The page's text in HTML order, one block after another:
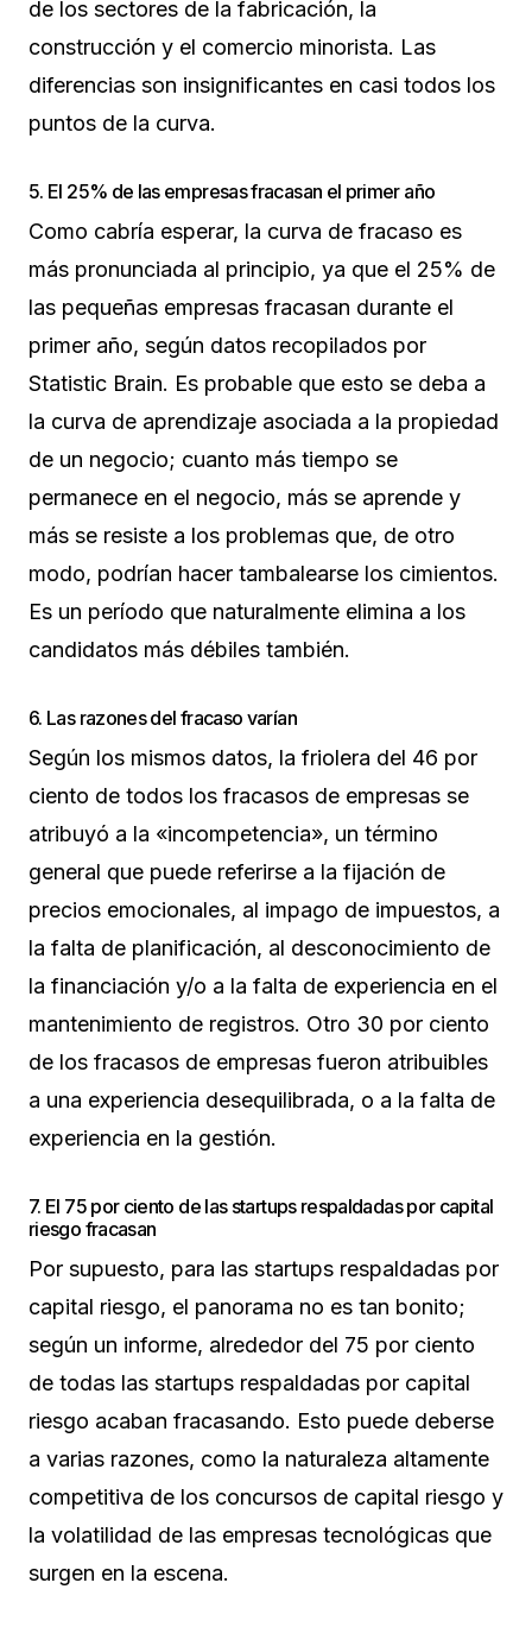
de los sectores de la fabricación, la
construcción y el comercio minorista. Las
diferencias son insignificantes en casi todos los
puntos de la curva.
5. El 25% de las empresas fracasan el primer año
Como cabría esperar, la curva de fracaso es
más pronunciada al principio, ya que el 25% de
las pequeñas empresas fracasan durante el
primer año, según datos recopilados por
Statistic Brain. Es probable que esto se deba a
la curva de aprendizaje asociada a la propiedad
de un negocio; cuanto más tiempo se
permanece en el negocio, más se aprende y
más se resiste a los problemas que, de otro
modo, podrían hacer tambalearse los cimientos.
Es un período que naturalmente elimina a los
candidatos más débiles también.
6. Las razones del fracaso varían
Según los mismos datos, la friolera del 46 por
ciento de todos los fracasos de empresas se
atribuyó a la «incompetencia», un término
general que puede referirse a la fijación de
precios emocionales, al impago de impuestos, a
la falta de planificación, al desconocimiento de
la financiación y/o a la falta de experiencia en el
mantenimiento de registros. Otro 30 por ciento
de los fracasos de empresas fueron atribuibles
a una experiencia desequilibrada, o a la falta de
experiencia en la gestión.
7. El 75 por ciento de las startups respaldadas por capital
riesgo fracasan
Por supuesto, para las startups respaldadas por
capital riesgo, el panorama no es tan bonito;
según un informe, alrededor del 75 por ciento
de todas las startups respaldadas por capital
riesgo acaban fracasando. Esto puede deberse
a varias razones, como la naturaleza altamente
competitiva de los concursos de capital riesgo y
la volatilidad de las empresas tecnológicas que
surgen en la escena.